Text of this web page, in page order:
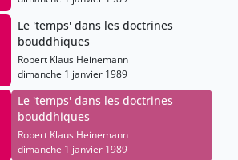
Le 'temps' dans les doctrines
bouddhiques
Robert Klaus Heinemann
dimanche 1 janvier 1989
Le 'temps' dans les doctrines
bouddhiques
Robert Klaus Heinemann
dimanche 1 janvier 1989